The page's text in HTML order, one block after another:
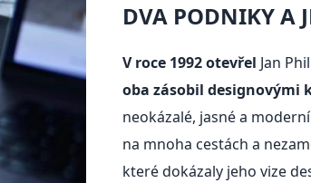
DVA PODNIKY A
V roce 1992 otevřel Jan
oba zásobil designovými
neokázalé, jasné a
na mnoha cestách a
které dokázaly jeho vize